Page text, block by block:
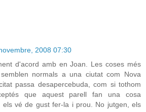
2008 07:30
d'acord amb en Joan. Les coses més
semblen normals a una ciutat com Nova
passa desapercebuda, com si tothom
que aquest parell fan una cosa
els vé de gust fer-la i prou. No jutgen, els